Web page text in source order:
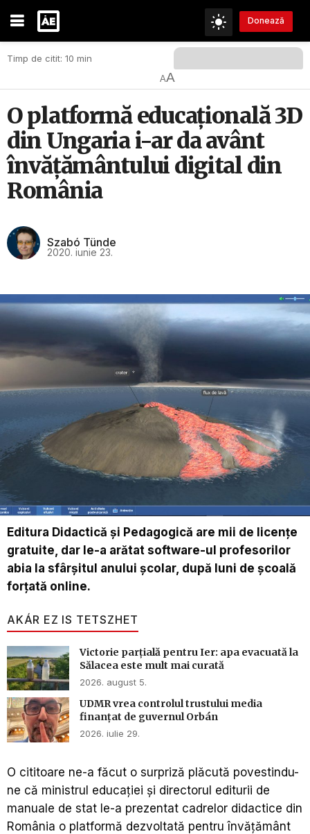
Donează
Timp de citit: 10 min
AA
O platformă educațională 3D
din Ungaria i-ar da avânt
învățământului digital din
România
Szabó Tünde
2020. iunie 23.
Editura Didactică și Pedagogică are mii de licențe
gratuite, dar le-a arătat software-ul profesorilor
abia la sfârșitul anului școlar, după luni de școală
forțată online.
AKÁR EZ IS TETSZHET
Victorie parțială pentru Ier: apa evacuată la
Sălacea este mult mai curată
2026. august 5.
UDMR vrea controlul trustului media
finanțat de guvernul Orbán
2026. iulie 29.
O cititoare ne-a făcut o surpriză plăcută povestindu-
ne că ministrul educației și directorul editurii de
manuale de stat le-a prezentat cadrelor didactice din
România o platformă dezvoltată pentru învățământ